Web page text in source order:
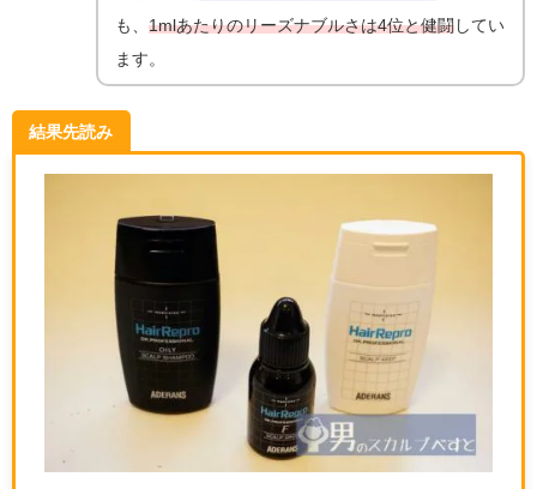
も、1mlあたりのリーズナブルさは4位と健闘 してい
ます。
結果先読み